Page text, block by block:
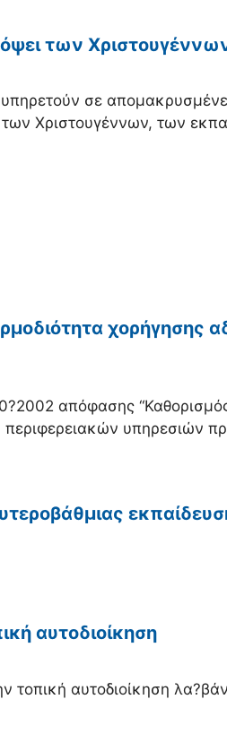
των
σε
των Χριστουγέννων, των
χορήγησης
απόφασης
υπηρεσιών
αυτοδιοίκηση
αυτοδιοίκηση